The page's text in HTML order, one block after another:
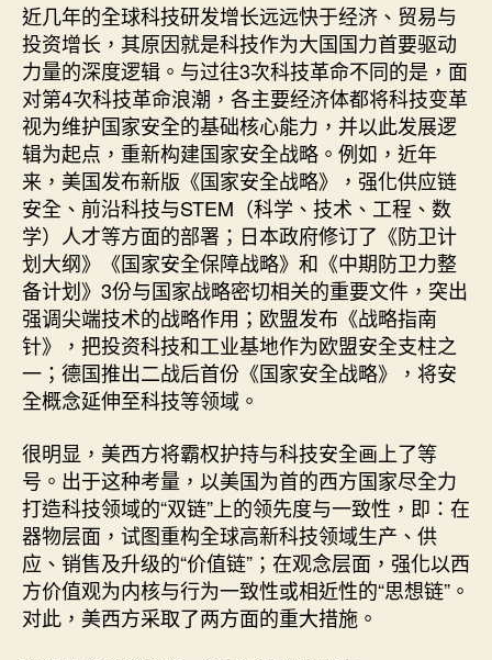
近几年的全球科技研发增长远远快于经济、贸易与
投资增长，其原因就是科技作为大国国力首要驱动
力量的深度逻辑。与过往3次科技革命不同的是，面
对第4次科技革命浪潮，各主要经济体都将科技变革
视为维护国家安全的基础核心能力，并以此发展逻
辑为起点，重新构建国家安全战略。例如，近年
来，美国发布新版《国家安全战略》，强化供应链
安全、前沿科技与STEM（科学、技术、工程、数
学）人才等方面的部署；日本政府修订了《防卫计
划大纲》《国家安全保障战略》和《中期防卫力整
备计划》3份与国家战略密切相关的重要文件，突出
强调尖端技术的战略作用；欧盟发布《战略指南
针》，把投资科技和工业基地作为欧盟安全支柱之
一；德国推出二战后首份《国家安全战略》，将安
全概念延伸至科技等领域。
很明显，美西方将霸权护持与科技安全画上了等
号。出于这种考量，以美国为首的西方国家尽全力
打造科技领域的“双链”上的领先度与一致性，即：在
器物层面，试图重构全球高新科技领域生产、供
应、销售及升级的“价值链”；在观念层面，强化以西
方价值观为内核与行为一致性或相近性的“思想链”。
对此，美西方采取了两方面的重大措施。